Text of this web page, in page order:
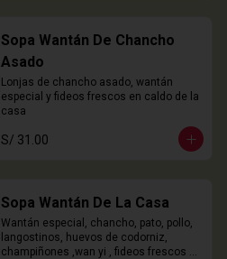
Sopa Wantán De Chancho
Asado
Lonjas de chancho asado, wantán
especial y fideos frescos en caldo de la
casa
S/ 31.00
Sopa Wantán De La Casa
Wantán especial, chancho, pato, pollo,
langostinos, huevos de codorniz,
champiñones ,wan yi , fideos frescos